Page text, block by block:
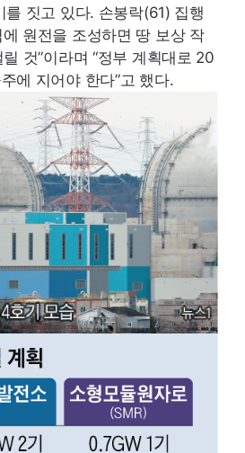
를 짓고 있다. 손봉락(61) 집행
원전을 조성하면 땅 보상 작
것”이라며 “정부 계획대로 20
에 지어야 한다”고 했다.